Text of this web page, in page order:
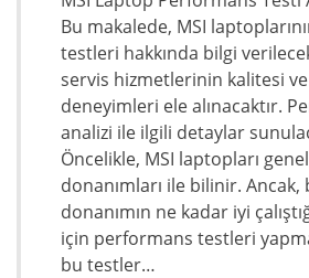
Bu makalede, MSI
testleri hakkında bilgi
servis hizmetlerinin kalitesi ve
deneyimleri ele alınacaktır.
analizi ile ilgili detaylar
Öncelikle, MSI laptopları
donanımları ile bilinir. Ancak,
donanımın ne kadar iyi
için performans testleri
bu testler…